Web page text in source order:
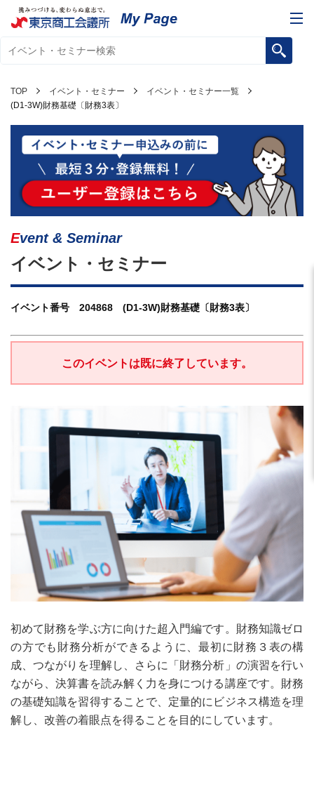
TOP イベント・セミナー
イベント・セミナー一覧
(D1-3W)財務基礎〔財務3表〕
Event & Seminar
イベント・セミナー
イベント番号 204868 (D1-3W)財務基礎〔財務3表〕
このイベントは既に終了しています。
初めて財務を学ぶ方に向けた超入門編です。財務知識ゼロ
の方でも財務分析ができるように、最初に財務３表の構
成、つながりを理解し、さらに「財務分析」の演習を行い
ながら、決算書を読み解く力を身につける講座です。財務
の基礎知識を習得することで、定量的にビジネス構造を理
解し、改善の着眼点を得ることを目的にしています。